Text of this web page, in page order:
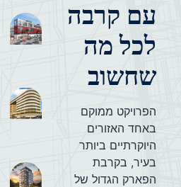
עם קרבה
לכל מה
שחשוב
הפרויקט ממוקם
באחד האזורים
היוקרתיים ביותר
בעיר, בקרבת
הפארק הגדול של